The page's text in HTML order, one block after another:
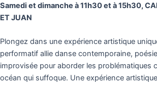
Samedi et dimanche à 11h30 et à 15h30,
ET JUAN
Plongez dans une expérience artistique
performatif allie danse contemporaine,
improvisée pour aborder les problématiques
océan qui suffoque. Une expérience